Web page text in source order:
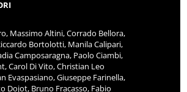
Massimo Altini, Corrado Bellora,
Bortolotti, Manila Calipari,
Camposaragna, Paolo Ciambi,
Carol Di Vito, Christian Leo
Evaspasiano, Giuseppe Farinella,
Dojot, Bruno Fracasso, Fabio